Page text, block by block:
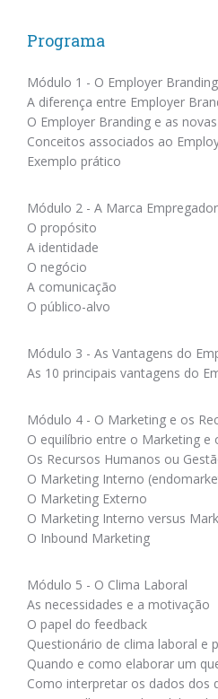
Programa
Módulo 1 - O Employer Branding
A diferença entre Employer
O Employer Branding e as
Conceitos associados ao
Exemplo prático
Módulo 2 - A Marca
O propósito
A identidade
O negócio
A comunicação
O público-alvo
Módulo 3 - As Vantagens do
As 10 principais vantagens do
Módulo 4 - O Marketing e os
O equilíbrio entre o Marketing e
Os Recursos Humanos ou
O Marketing Interno
O Marketing Externo
O Marketing Interno versus
O Inbound Marketing
Módulo 5 - O Clima Laboral
As necessidades e a motivação
O papel do feedback
Questionário de clima laboral e
Quando e como elaborar um
Como interpretar os dados dos